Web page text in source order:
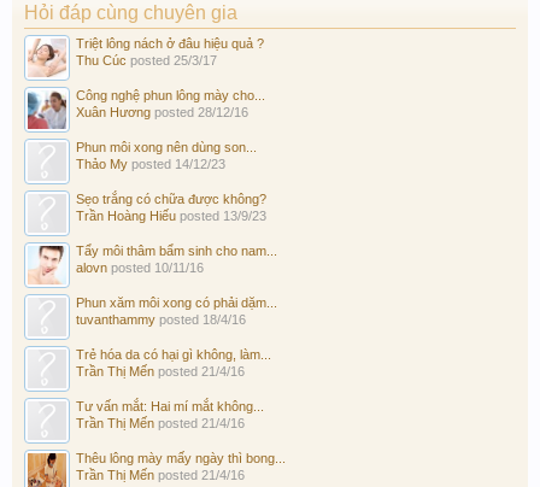
Hỏi đáp cùng chuyên gia
Triệt lông nách ở đâu hiệu quả ?
Thu Cúc posted 25/3/17
Công nghệ phun lông mày cho...
Xuân Hương posted 28/12/16
Phun môi xong nên dùng son...
Thảo My posted 14/12/23
Sẹo trắng có chữa được không?
Trần Hoàng Hiếu posted 13/9/23
Tẩy môi thâm bẩm sinh cho nam...
alovn posted 10/11/16
Phun xăm môi xong có phải dặm...
tuvanthammy posted 18/4/16
Trẻ hóa da có hại gì không, làm...
Trần Thị Mến posted 21/4/16
Tư vấn mắt: Hai mí mắt không...
Trần Thị Mến posted 21/4/16
Thêu lông mày mấy ngày thì bong...
Trần Thị Mến posted 21/4/16